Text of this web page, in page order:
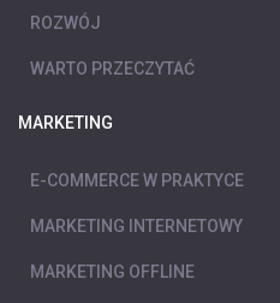
ROZWÓJ
WARTO PRZECZYTAĆ
MARKETING
E-COMMERCE W PRAKTYCE
MARKETING INTERNETOWY
MARKETING OFFLINE